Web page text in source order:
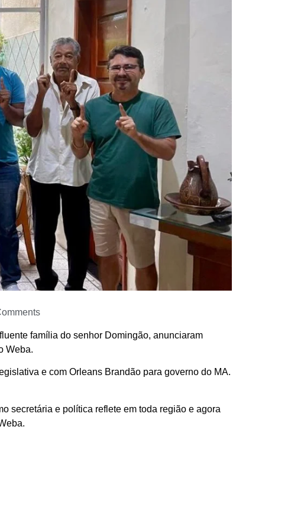
família do senhor Domingão, anunciaram
Weba.
e com Orleans Brandão para governo do MA.
secretária e política reflete em toda região e agora